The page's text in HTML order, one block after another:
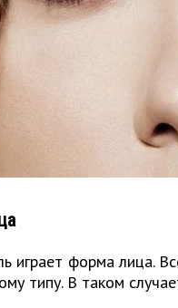
играет форма лица.
типу. В таком